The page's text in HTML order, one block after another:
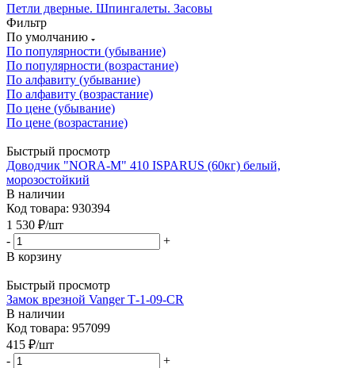
Петли дверные. Шпингалеты. Засовы
Фильтр
По умолчанию
По популярности (убывание)
По популярности (возрастание)
По алфавиту (убывание)
По алфавиту (возрастание)
По цене (убывание)
По цене (возрастание)
Быстрый просмотр
Доводчик "NORA-М" 410 ISPARUS (60кг) белый,
морозостойкий
В наличии
Код товара: 930394
1 530 ₽/шт
-
+
В корзину
Быстрый просмотр
Замок врезной Vanger Т-1-09-CR
В наличии
Код товара: 957099
415 ₽/шт
-
+